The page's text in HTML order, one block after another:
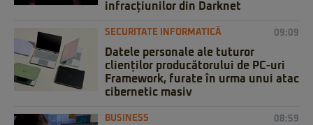
infracțiunilor din Darknet
SECURITATE INFORMATICĂ 09:09
Datele personale ale tuturor
clienților producătorului de PC-uri
Framework, furate în urma unui atac
cibernetic masiv
BUSINESS 08:59